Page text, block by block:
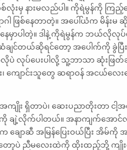
လုံးမှ နားမလည်ပါ။ ကိုရဲမွန်ကို ကြ
ဂါ ဖြစ်နေတာတဲ့။ အပေါ်ယံက မိန်း
နေမှာပါတဲ့။ ဒါနဲ့ ကိုရဲမွန်က ဘယ်လို
ျင်တယ်ဆိုရင်တော့ အပေါက်ကို ခွဲပြီ
လုပ်ပေးပါလို့ သူ့ဘာသာ ဆုံးဖြတ်ချ
ကျောင်းသူတွေ ဆရာဝန် အငယ်လေး
း ရှိတာပဲ၊ ဆေးပညာတိုးတာ ငါ့
က်ကို ချဲ့လိုက်ပါတယ်။ အနာကျက်အေ
ချောဆီ အမြန်ပြေးဝယ်ပြီး အိ
တော့ပဲ ညီမလေးထဲကို ထိုးထည့်ဘို့ ကျို